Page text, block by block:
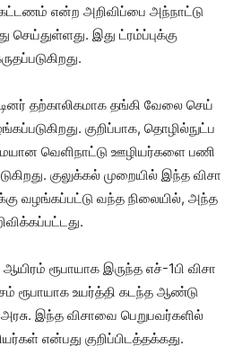
கட்டணம் என்ற அறிவிப்பை அந்நாட்டு
செய்துள்ளது. இது ட்ரம்ப்புக்கு
தற்​காலிக​மாக தங்கி வேலை செய்​
குறிப்​பாக, தொழில்​நுட்ப
வெளி​நாட்டு ஊழியர்​களை பணி​
குலுக்​கல் முறை​யில் இந்த விசா
வழங்​கப்பட்டு வந்த நிலையில், அந்த
ஆயிரம் ரூபாயாக இருந்த எச்-1பி விசா
ரூபாயாக உயர்த்தி கடந்த ஆண்டு
அரசு. இந்த விசாவை பெறு​பவர்​களில்
என்பது குறிப்பிடத்தக்கது.